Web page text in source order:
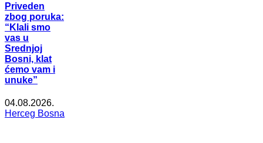
Priveden
zbog poruka:
“Klali smo
vas u
Srednjoj
Bosni, klat
ćemo vam i
unuke”
04.08.2026.
Herceg Bosna